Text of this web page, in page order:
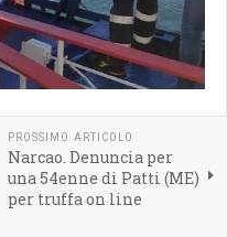
PROSSIMO ARTICOLO
Narcao. Denuncia per
una 54enne di Patti (ME)
per truffa on line